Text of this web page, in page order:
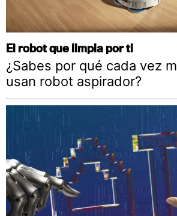
El robot que limpia por ti
¿Sabes por qué cada vez
usan robot aspirador?